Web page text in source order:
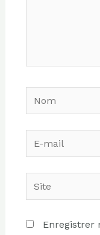
Nom
E-
mail
Site
Enregistrer